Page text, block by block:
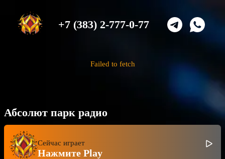
+7 (383) 2-777-0-77
Failed to fetch
Абсолют парк радио
Сейчас играет
Нажмите Play